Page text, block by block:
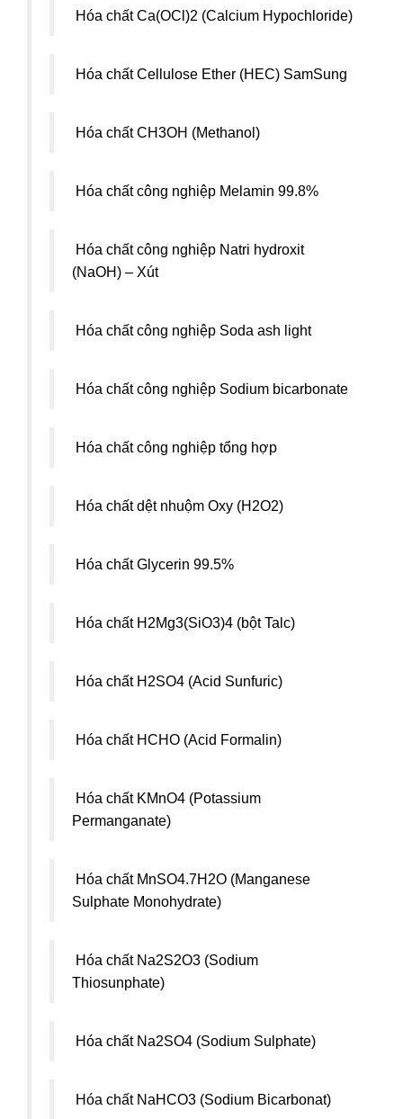
Hóa chất Ca(OCl)2 (Calcium Hypochloride)
Hóa chất Cellulose Ether (HEC) SamSung
Hóa chất CH3OH (Methanol)
Hóa chất công nghiệp Melamin 99.8%
Hóa chất công nghiệp Natri hydroxit
(NaOH) – Xút
Hóa chất công nghiệp Soda ash light
Hóa chất công nghiệp Sodium bicarbonate
Hóa chất công nghiệp tổng hợp
Hóa chất dệt nhuộm Oxy (H2O2)
Hóa chất Glycerin 99.5%
Hóa chất H2Mg3(SiO3)4 (bột Talc)
Hóa chất H2SO4 (Acid Sunfuric)
Hóa chất HCHO (Acid Formalin)
Hóa chất KMnO4 (Potassium
Permanganate)
Hóa chất MnSO4.7H2O (Manganese
Sulphate Monohydrate)
Hóa chất Na2S2O3 (Sodium
Thiosunphate)
Hóa chất Na2SO4 (Sodium Sulphate)
Hóa chất NaHCO3 (Sodium Bicarbonat)